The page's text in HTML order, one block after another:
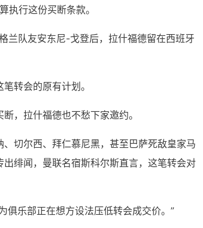
执行这份买断条款。
兰队友安东尼-戈登后，拉什福德留在西班牙
转会的原有计划。
，拉什福德也不愁下家邀约。
切尔西、拜仁慕尼黑，甚至巴萨死敌皇家马
绯闻，曼联名宿斯科尔斯直言，这笔转会对
俱乐部正在想方设法压低转会成交价。”